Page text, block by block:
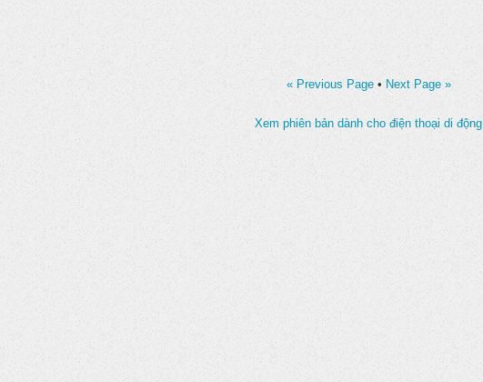
« Previous Page • Next Page »
Xem phiên bản dành cho điện thoại di động